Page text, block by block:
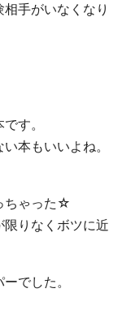
手がいなくなり
す。
本もいいよね。
ちゃった☆
りなくボツに近
でした。